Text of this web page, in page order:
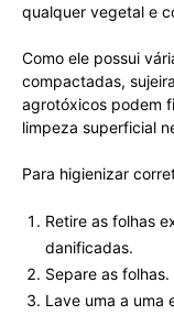
qualquer vegetal e
Como ele possui
compactadas,
agrotóxicos podem
limpeza superficial
Para higienizar
Retire as folhas
danificadas.
Separe as folhas.
Lave uma a uma